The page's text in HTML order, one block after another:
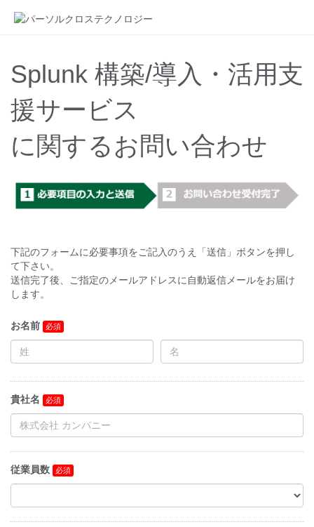
Splunk 構築/導入・活用支
援サービス
に関するお問い合わせ
下記のフォームに必要事項をご記入のうえ「送信」ボタンを押し
て下さい。
送信完了後、ご指定のメールアドレスに自動返信メールをお届け
します。
お名前
貴社名
従業員数